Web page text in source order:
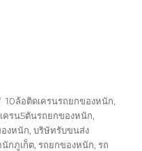
ป้าย
กำกับ
10ล้อติดเครนรถยกของหนัก,
ครน5ตันรถยกของหนัก,
งหนัก,บริษัทรับขนส่ง
กภูเก็ต,รถยกของหนัก,รถ